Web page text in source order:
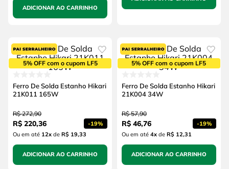
ADICIONAR AO CARRINHO
5% OFF com o cupom LF5
Ferro De Solda Estanho Hikari
21K011 165W
R$ 272,90
R$ 220,36 -19%
Ou em até 12xde R$ 19,33
ADICIONAR AO CARRINHO
5% OFF com o cupom LF5
Ferro De Solda Estanho Hikari
21K004 34W
R$ 57,90
R$ 46,76 -19%
Ou em até 4xde R$ 12,31
ADICIONAR AO CARRINHO